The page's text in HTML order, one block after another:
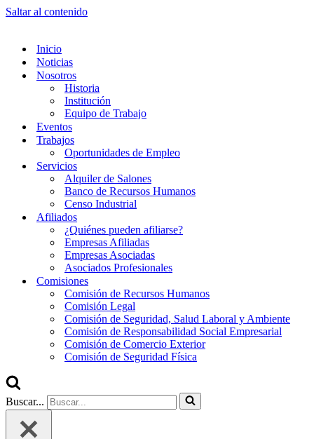
Saltar al contenido
Inicio
Noticias
Nosotros
Historia
Institución
Equipo de Trabajo
Eventos
Trabajos
Oportunidades de Empleo
Servicios
Alquiler de Salones
Banco de Recursos Humanos
Censo Industrial
Afiliados
¿Quiénes pueden afiliarse?
Empresas Afiliadas
Empresas Asociadas
Asociados Profesionales
Comisiones
Comisión de Recursos Humanos
Comisión Legal
Comisión de Seguridad, Salud Laboral y Ambiente
Comisión de Responsabilidad Social Empresarial
Comisión de Comercio Exterior
Comisión de Seguridad Física
Buscar...